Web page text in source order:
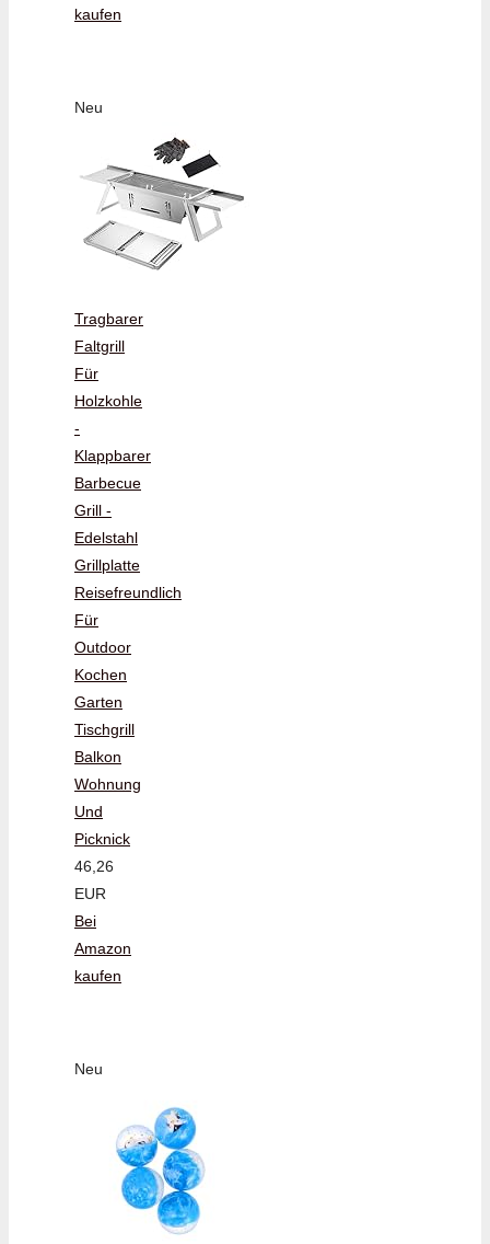
kaufen
Neu
Tragbarer
Faltgrill
Für
Holzkohle
-
Klappbarer
Barbecue
Grill -
Edelstahl
Grillplatte
Reisefreundlich
Für
Outdoor
Kochen
Garten
Tischgrill
Balkon
Wohnung
Und
Picknick
46,26
EUR
Bei
Amazon
kaufen
Neu